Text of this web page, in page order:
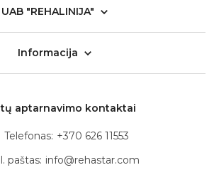
UAB "REHALINIJA"
Informacija
aptarnavimo kontaktai
Telefonas: +370 626 11553
paštas: info@rehastar.com